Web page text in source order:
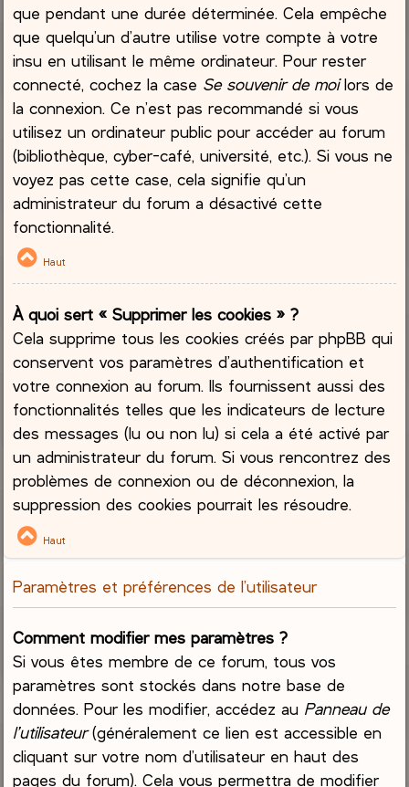
que pendant une durée déterminée. Cela empêche
que quelqu’un d’autre utilise votre compte à votre
insu en utilisant le même ordinateur. Pour rester
connecté, cochez la case Se souvenir de moilors de
la connexion. Ce n’est pas recommandé si vous
utilisez un ordinateur public pour accéder au forum
(bibliothèque, cyber-café, université, etc.). Si vous ne
voyez pas cette case, cela signifie qu’un
administrateur du forum a désactivé cette
fonctionnalité.
Haut
À quoi sert « Supprimer les cookies » ?
Cela supprime tous les cookies créés par phpBB qui
conservent vos paramètres d’authentification et
votre connexion au forum. Ils fournissent aussi des
fonctionnalités telles que les indicateurs de lecture
des messages (lu ou non lu) si cela a été activé par
un administrateur du forum. Si vous rencontrez des
problèmes de connexion ou de déconnexion, la
suppression des cookies pourrait les résoudre.
Haut
Paramètres et préférences de l’utilisateur
Comment modifier mes paramètres ?
Si vous êtes membre de ce forum, tous vos
paramètres sont stockés dans notre base de
données. Pour les modifier, accédez au Panneau de
l’utilisateur(généralement ce lien est accessible en
cliquant sur votre nom d’utilisateur en haut des
pages du forum). Cela vous permettra de modifier